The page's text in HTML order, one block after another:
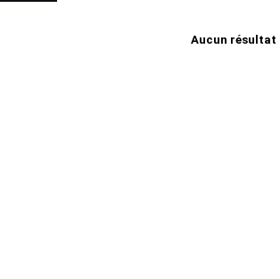
Aucun résultat